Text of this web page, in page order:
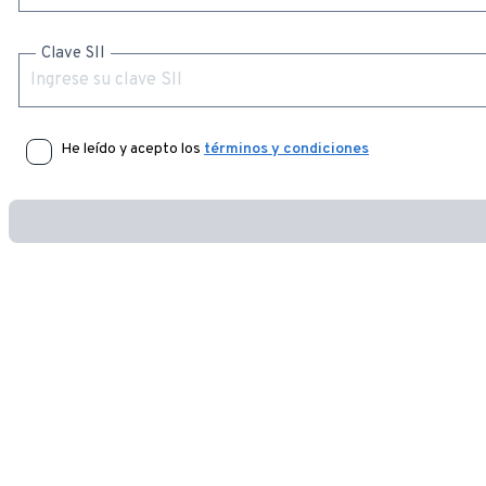
Clave SII
He leído y acepto los términos y condiciones